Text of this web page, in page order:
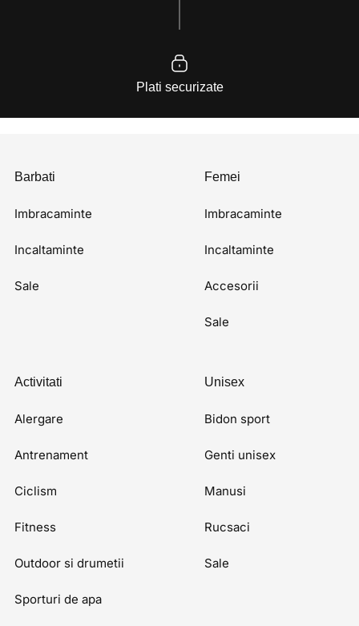
Plati securizate
Barbati
Imbracaminte
Incaltaminte
Sale
Femei
Imbracaminte
Incaltaminte
Accesorii
Sale
Activitati
Alergare
Antrenament
Ciclism
Fitness
Outdoor si drumetii
Sporturi de apa
Unisex
Bidon sport
Genti unisex
Manusi
Rucsaci
Sale